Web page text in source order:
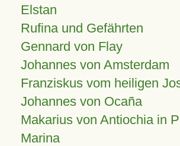
Elstan
Rufina und Gefährten
Gennard von Flay
Johannes von Amsterdam
Franziskus vom heiligen
Johannes von Ocaña
Makarius von Antiochia in
Marina